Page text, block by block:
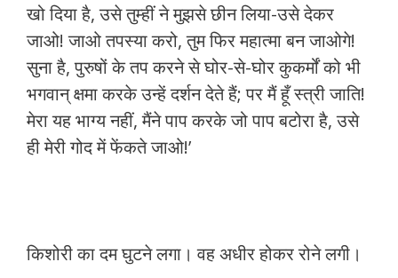
खो दिया है, उसे तुम्हीं ने मुझसे छीन लिया-उसे देकर
जाओ! जाओ तपस्या करो, तुम फिर महात्मा बन जाओगे!
सुना है, पुरुषों के तप करने से घोर-से-घोर कुकर्मों को भी
भगवान् क्षमा करके उन्हें दर्शन देते हैं; पर मैं हूँ स्त्री जाति!
मेरा यह भाग्य नहीं, मैंने पाप करके जो पाप बटोरा है, उसे
ही मेरी गोद में फेंकते जाओ!’
किशोरी का दम घुटने लगा। वह अधीर होकर रोने लगी।